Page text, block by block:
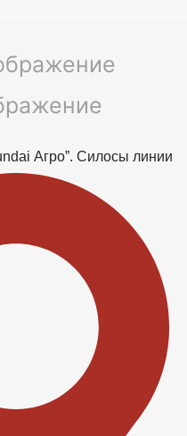
Агро”. Силосы линии